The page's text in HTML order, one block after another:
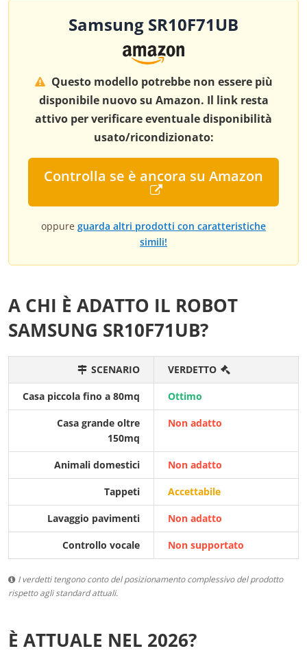
Samsung SR10F71UB
Questo modello potrebbe non essere più
disponibile nuovo su Amazon. Il link resta
attivo per verificare eventuale disponibilità
usato/ricondizionato:
Controlla se è ancora su Amazon
oppure guarda altri prodotti con caratteristiche
simili!
A CHI È ADATTO IL ROBOT
SAMSUNG SR10F71UB?
SCENARIO VERDETTO
Casa piccola fino a 80mq Ottimo
Casa grande oltre
150mq
Non adatto
Animali domestici Non adatto
Tappeti Accettabile
Lavaggio pavimenti Non adatto
Controllo vocale Non supportato
I verdetti tengono conto del posizionamento complessivo del prodotto
rispetto agli standard attuali.
È ATTUALE NEL 2026?